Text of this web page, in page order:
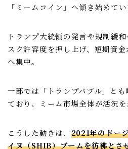
「ミームコイン」へ傾き始めてい
トランプ大統領の発言や規制緩
スク許容度を押し上げ、短期資金
へ集中。
一部では「トランプバブル」と
ており、ミーム市場全体が活況を
こうした動きは、 2021年のドー
イヌ（SHIB）ブームを彷彿とさ